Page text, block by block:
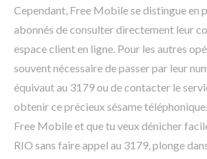
Cependant, Free Mobile se distingue en
abonnés de consulter directement leur
espace client en ligne. Pour les autres
souvent nécessaire de passer par leur
équivaut au 3179 ou de contacter le
obtenir ce précieux sésame
Free Mobile et que tu veux dénicher
RIO sans faire appel au 3179, plonge